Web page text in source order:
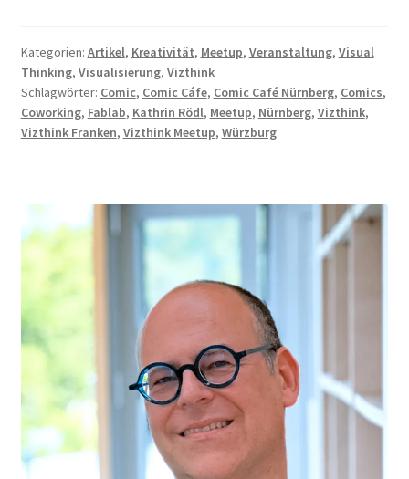
#18)
Kategorien: Artikel, Kreativität, Meetup, Veranstaltung, Visual
Thinking, Visualisierung, Vizthink
Schlagwörter: Comic, Comic Cáfe, Comic Café Nürnberg, Comics,
Coworking, Fablab, Kathrin Rödl, Meetup, Nürnberg, Vizthink,
Vizthink Franken, Vizthink Meetup, Würzburg